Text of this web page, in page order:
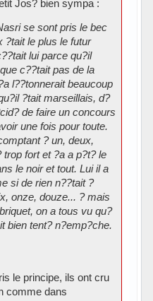
Jos? bien sympa :
se sont pris le bec
?tait le plus le futur
lui parce qu?il
c??tait pas de la
l??tonnerait beaucoup
?tait marseillais, d?
de faire un concours
une fois pour toute.
? un, deux,
fort et ?a a p?t? le
le noir et tout. Lui il a
si de rien n??tait ?
onze, douze... ? mais
on a tous vu qu?
bien tent? n?emp?che.
le principe, ils ont cru
comme dans